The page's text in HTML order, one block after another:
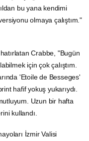
bu yana kendimi
olmaya çalıştım."
Crabbe, "Bugün
için çok çalıştım.
'Etoile de Besseges'
hafif yokuş yukarıydı.
Uzun bir hafta
kullandı.
İzmirValisi